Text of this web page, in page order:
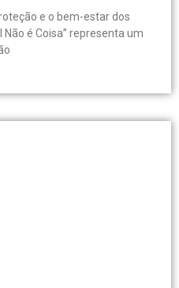
e o bem-estar dos
é Coisa” representa um